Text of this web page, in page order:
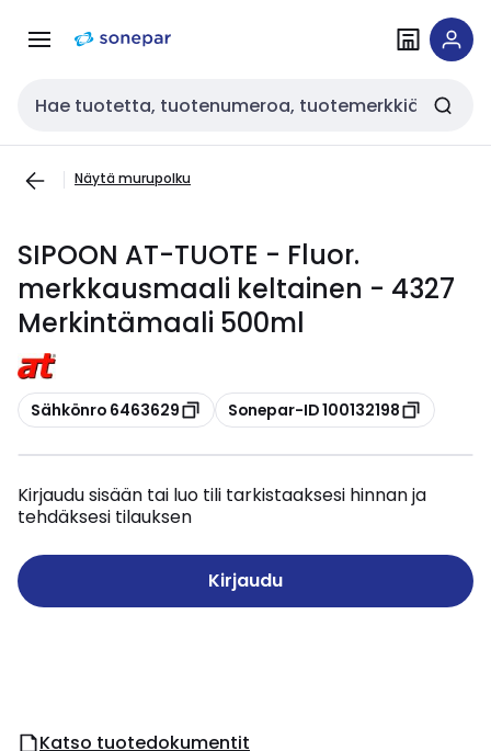
navigointiinsisältöön
Haku
Näytä murupolku
SIPOON AT-TUOTE - Fluor.
merkkausmaali keltainen - 4327
Merkintämaali 500ml
Kopioi
Sähkönro 6463629 Kopioi
Sonepar-ID 100132198
Kirjaudu sisään tai luo tili tarkistaaksesi hinnan ja
tehdäksesi tilauksen
Kirjaudu
Katso tuotedokumentit